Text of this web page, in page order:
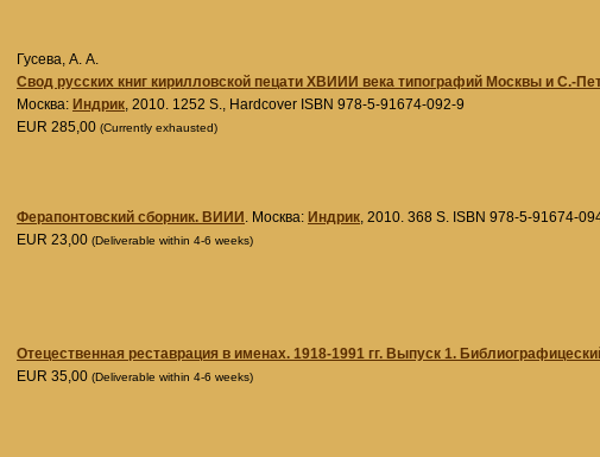
Гусева, А. А.
Свод русских книг кирилловской пецати XВИИИ века типографий Москвы и С.-
Москва: Индрик , 2010. 1252 S., Hardcover ISBN 978-5-91674-092-9
EUR 285,00 (Currently exhausted)
Ферапонтовский сборник. ВИИИ . Москва: Индрик , 2010. 368 S. ISBN 978-5-91674-
EUR 23,00 (Deliverable within 4-6 weeks)
Отецественная реставрация в именах. 1918-1991 гг. Выпуск 1.
EUR 35,00 (Deliverable within 4-6 weeks)